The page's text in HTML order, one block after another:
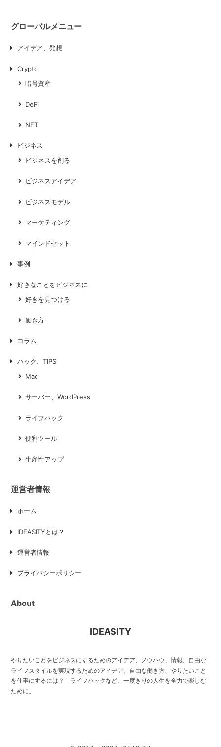
記
事
グローバルメニュー
アイデア、発想
Crypto
暗号資産
DeFi
NFT
ビジネス
ビジネスを創る
ビジネスアイデア
ビジネスモデル
マーケティング
マインドセット
事例
好きなことをビジネスに
好きを見つける
働き方
コラム
ハック、TIPS
Mac
サーバー、WordPress
ライフハック
便利ツール
生産性アップ
運営者情報
ホーム
IDEASITYとは？
運営者情報
プライバシーポリシー
About
IDEASITY
やりたいことをビジネスにするためのアイデア、ノウハウ、情報。自由な
ライフスタイルを実現するためのアイデア。自由な働き方、やりたいこと
を仕事にするには？ ライフハックなど、一度きりの人生を全力で楽しむ
ために。